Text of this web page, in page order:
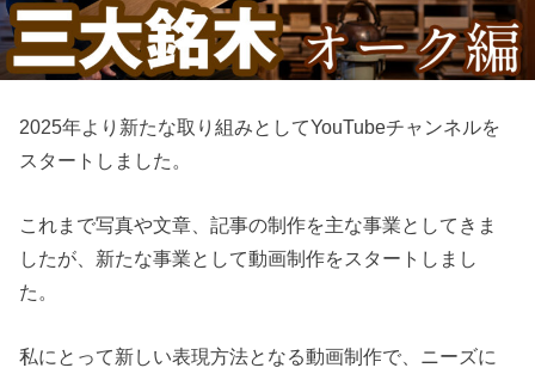
2025年より新たな取り組みとしてYouTubeチャンネルを
スタートしました。
これまで写真や文章、記事の制作を主な事業としてきま
したが、新たな事業として動画制作をスタートしまし
た。
私にとって新しい表現方法となる動画制作で、ニーズに